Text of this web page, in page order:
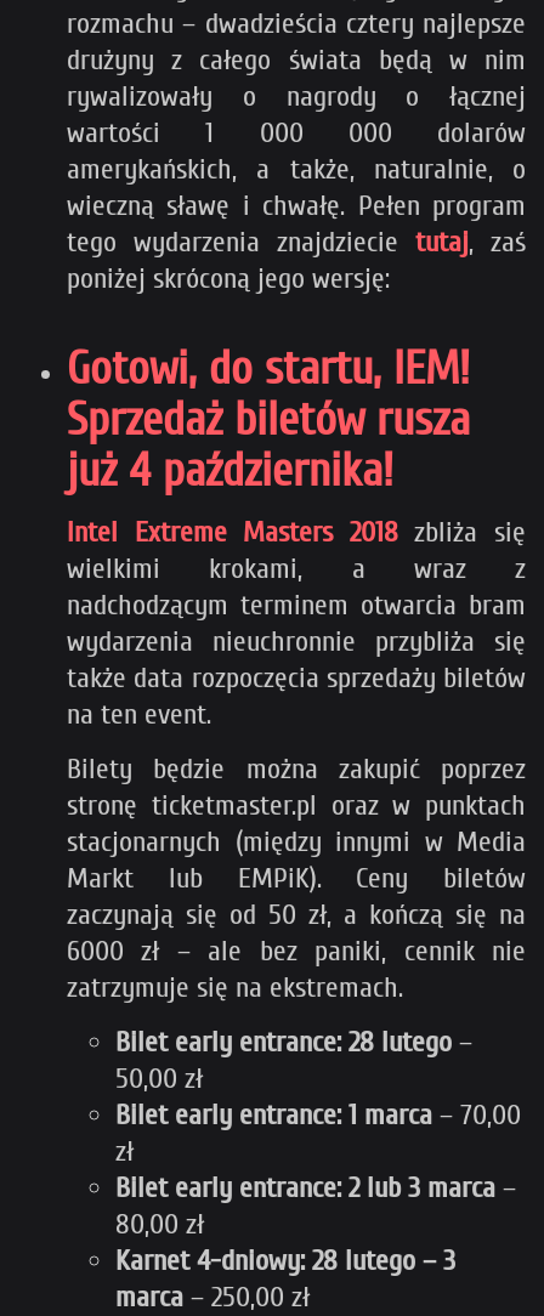
rozmachu – dwadzieścia cztery najlepsze
drużyny z całego świata będą w nim
rywalizowały o nagrody o łącznej
wartości 1 000 000 dolarów
amerykańskich, a także, naturalnie, o
wieczną sławę i chwałę. Pełen program
tego wydarzenia znajdziecie tutaj, zaś
poniżej skróconą jego wersję:
Gotowi, do startu, IEM!
Sprzedaż biletów rusza
już 4 października!
Intel Extreme Masters 2018zbliża się
wielkimi krokami, a wraz z
nadchodzącym terminem otwarcia bram
wydarzenia nieuchronnie przybliża się
także data rozpoczęcia sprzedaży biletów
na ten event.
Bilety będzie można zakupić poprzez
stronę ticketmaster.pl oraz w punktach
stacjonarnych (między innymi w Media
Markt lub EMPiK). Ceny biletów
zaczynają się od 50 zł, a kończą się na
6000 zł – ale bez paniki, cennik nie
zatrzymuje się na ekstremach.
Bilet early entrance: 28 lutego –
50,00 zł
Bilet early entrance: 1 marca – 70,00
zł
Bilet early entrance: 2 lub 3 marca –
80,00 zł
Karnet 4-dniowy: 28 lutego – 3
marca – 250,00 zł